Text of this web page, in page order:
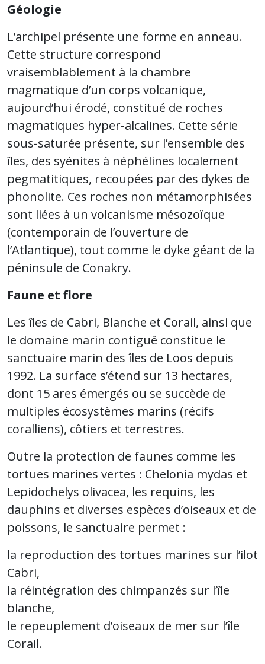
Géologie
L’archipel présente une forme en anneau.
Cette structure correspond
vraisemblablement à la chambre
magmatique d’un corps volcanique,
aujourd’hui érodé, constitué de roches
magmatiques hyper-alcalines. Cette série
sous-saturée présente, sur l’ensemble des
îles, des syénites à néphélines localement
pegmatitiques, recoupées par des dykes de
phonolite. Ces roches non métamorphisées
sont liées à un volcanisme mésozoïque
(contemporain de l’ouverture de
l’Atlantique), tout comme le dyke géant de la
péninsule de Conakry.
Faune et flore
Les îles de Cabri, Blanche et Corail, ainsi que
le domaine marin contiguë constitue le
sanctuaire marin des îles de Loos depuis
1992. La surface s’étend sur 13 hectares,
dont 15 ares émergés ou se succède de
multiples écosystèmes marins (récifs
coralliens), côtiers et terrestres.
Outre la protection de faunes comme les
tortues marines vertes : Chelonia mydas et
Lepidochelys olivacea, les requins, les
dauphins et diverses espèces d’oiseaux et de
poissons, le sanctuaire permet :
la reproduction des tortues marines sur l’ilot
Cabri,
la réintégration des chimpanzés sur l’île
blanche,
le repeuplement d’oiseaux de mer sur l’île
Corail.